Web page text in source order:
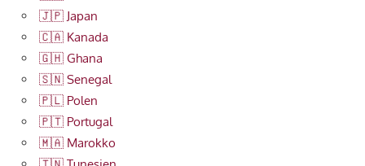
🇯🇵 Japan
🇨🇦 Kanada
🇬🇭 Ghana
🇸🇳 Senegal
🇵🇱 Polen
🇵🇹 Portugal
🇲🇦 Marokko